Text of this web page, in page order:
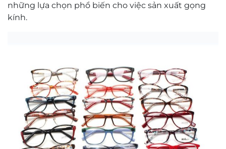
những lựa chọn phổ biến cho việc sản xuất gọng
kính.